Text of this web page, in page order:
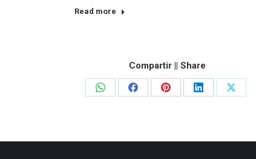
Read more
Compartir || Share
Share
Share
Share
Share
Share